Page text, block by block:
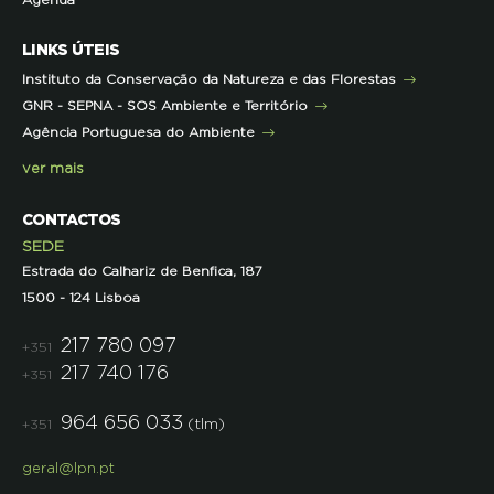
Pareceres
Parcerias
Projetos
Semana do Jornalismo de Ambiente 2023
Projetos
Outras Formações
LINKS ÚTEIS
Instituto da Conservação da Natureza e das Florestas
GNR - SEPNA - SOS Ambiente e Território
Agência Portuguesa do Ambiente
ver mais
CONTACTOS
SEDE
Estrada do Calhariz de Benfica, 187
1500 - 124 Lisboa
+351 217 780 097
+351 217 740 176
+351 964 656 033 (tlm)
geral@lpn.pt